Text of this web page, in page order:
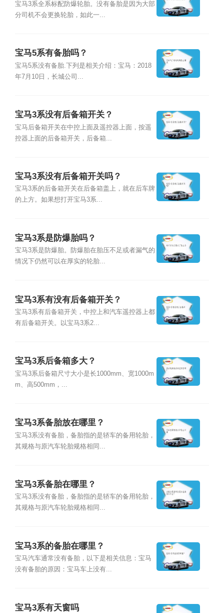
宝马3系全系标配防爆轮胎。没有备胎是因为大部
分司机不会更换轮胎，如此一...
宝马5系有备胎吗？
宝马5系没有备胎.下列是相关介绍：宝马：2018
年7月10日，长城公司...
宝马3系没有后备箱开关？
宝马后备箱开关在中控上面及遥控器上面，按遥
控器上面的后备箱开关，后备箱...
宝马3系没有后备箱开关吗？
宝马3系的后备箱开关在后备箱盖上，就在后车牌
的上方。如果想打开宝马3系...
宝马3系是防爆胎吗？
宝马3系是防爆胎。防爆胎在胎压不足或者漏气的
情况下仍然可以在厚实的轮胎...
宝马3系有没有后备箱开关？
宝马3系有后备箱开关，中控上和汽车遥控器上都
有后备箱开关。以宝马3系2...
宝马3系后备箱多大？
宝马3系后备箱尺寸大小是长1000mm、宽1000m
m、高500mm，...
宝马3系备胎放在哪里？
宝马3系没有备胎，备胎指的是轿车的备用轮胎，
其规格与原汽车轮胎规格相同...
宝马3系备胎在哪里？
宝马3系没有备胎，备胎指的是轿车的备用轮胎，
其规格与原汽车轮胎规格相同...
宝马3系的备胎在哪里？
宝马汽车通常没有备胎，以下是相关信息：宝马
没有备胎的原因：宝马车上没有...
宝马3系有天窗吗